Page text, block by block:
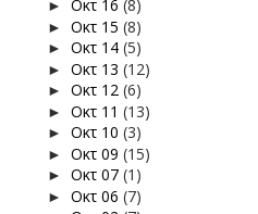
► Οκτ 16 (8)
► Οκτ 15 (8)
► Οκτ 14 (5)
► Οκτ 13 (12)
► Οκτ 12 (6)
► Οκτ 11 (13)
► Οκτ 10 (3)
► Οκτ 09 (15)
► Οκτ 07 (1)
► Οκτ 06 (7)